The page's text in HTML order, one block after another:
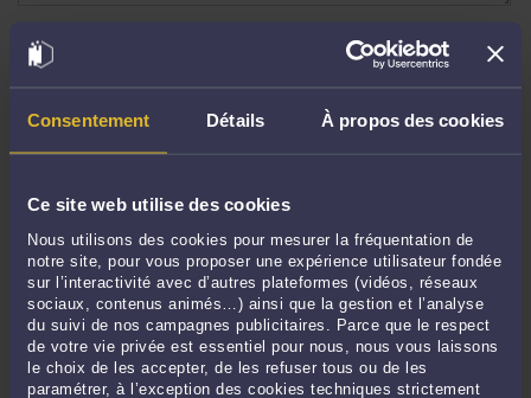
Consentement Détails À propos des cookies
Ce site web utilise des cookies
Nous utilisons des cookies pour mesurer la fréquentation de
notre site, pour vous proposer une expérience utilisateur fondée
sur l’interactivité avec d’autres plateformes (vidéos, réseaux
sociaux, contenus animés…) ainsi que la gestion et l’analyse
du suivi de nos campagnes publicitaires. Parce que le respect
de votre vie privée est essentiel pour nous, nous vous laissons
le choix de les accepter, de les refuser tous ou de les
paramétrer, à l’exception des cookies techniques strictement
ENVOYER
Pas de contribution, soyez le premier
PRENDRE RDV EN CABINET
POSER UNE QUESTION ÉCRITE